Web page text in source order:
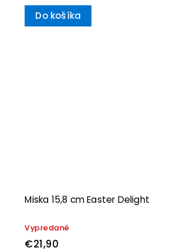
Do košíka
Miska 15,8 cm Easter Delight
Vypredané
€21,90